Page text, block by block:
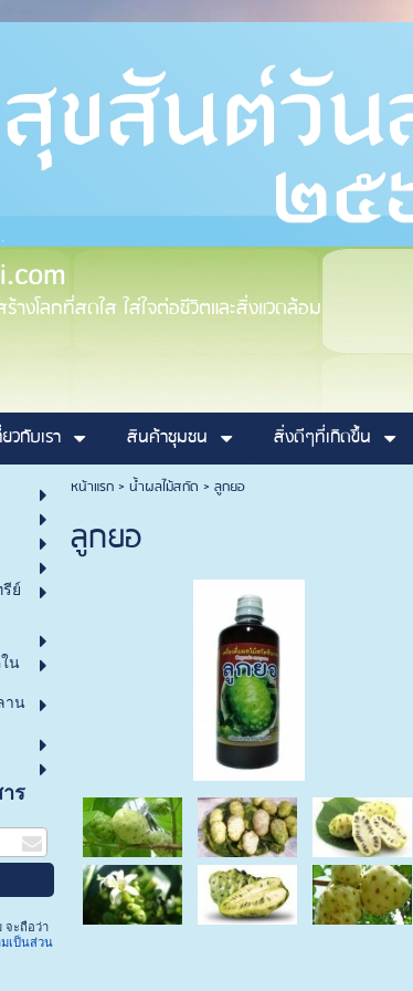
งโลกที่สดใส ใส่ใจต่อชีวิตและสิ่งแวดล้อม
วกับเรา สินค้าชุมชน สิ่งดีๆที่เกิดขึ้น
ย์
น
าน
ร
จะถือว่า
เป็นส่วน
หน้าแรก> น้ำผลไม้สกัด > ลูกยอ
ลูกยอ